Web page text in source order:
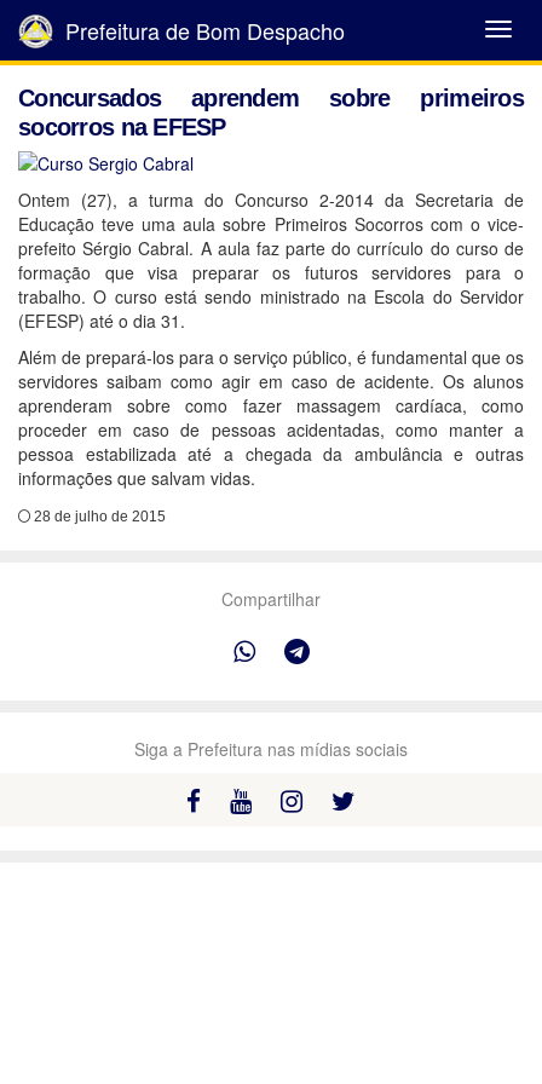
Abrir
Menu
Prefeitura de Bom Despacho
Concursados aprendem sobre primeiros
socorros na EFESP
Ontem (27), a turma do Concurso 2-2014 da Secretaria de
Educação teve uma aula sobre Primeiros Socorros com o vice-
prefeito Sérgio Cabral. A aula faz parte do currículo do curso de
formação que visa preparar os futuros servidores para o
trabalho. O curso está sendo ministrado na Escola do Servidor
(EFESP) até o dia 31.
Além de prepará-los para o serviço público, é fundamental que os
servidores saibam como agir em caso de acidente. Os alunos
aprenderam sobre como fazer massagem cardíaca, como
proceder em caso de pessoas acidentadas, como manter a
pessoa estabilizada até a chegada da ambulância e outras
informações que salvam vidas.
28 de julho de 2015
Compartilhar
Siga a Prefeitura nas mídias sociais